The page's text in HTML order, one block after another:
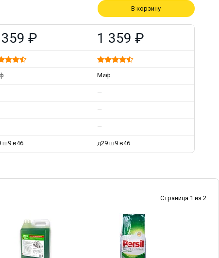
В корзину
₽ 1 359 ₽
Миф
—
—
—
ш9 в46 д29 ш9 в46
Страница 1 из 2